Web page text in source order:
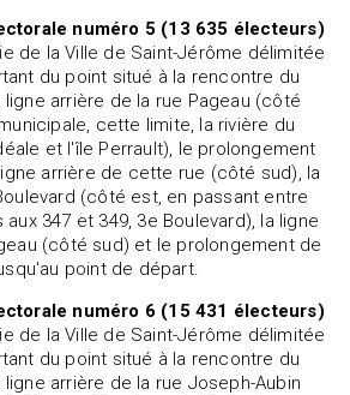
numéro 5 (13 635 électeurs)
de la Ville de Saint-Jérôme délimitée
du point situé à la rencontre du
arrière de la rue Pageau (côté
cette limite, la rivière du
et l'île Perrault), le prolongement
arrière de cette rue (côté sud), la
(côté est, en passant entre
347 et 349, 3e Boulevard), la ligne
(côté sud) et le prolongement de
point de départ.
numéro 6 (15 431 électeurs)
de la Ville de Saint-Jérôme délimitée
du point situé à la rencontre du
arrière de la rue Joseph-Aubin